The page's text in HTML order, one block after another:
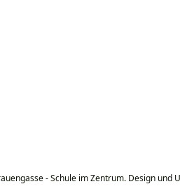
- Schule im Zentrum. Design